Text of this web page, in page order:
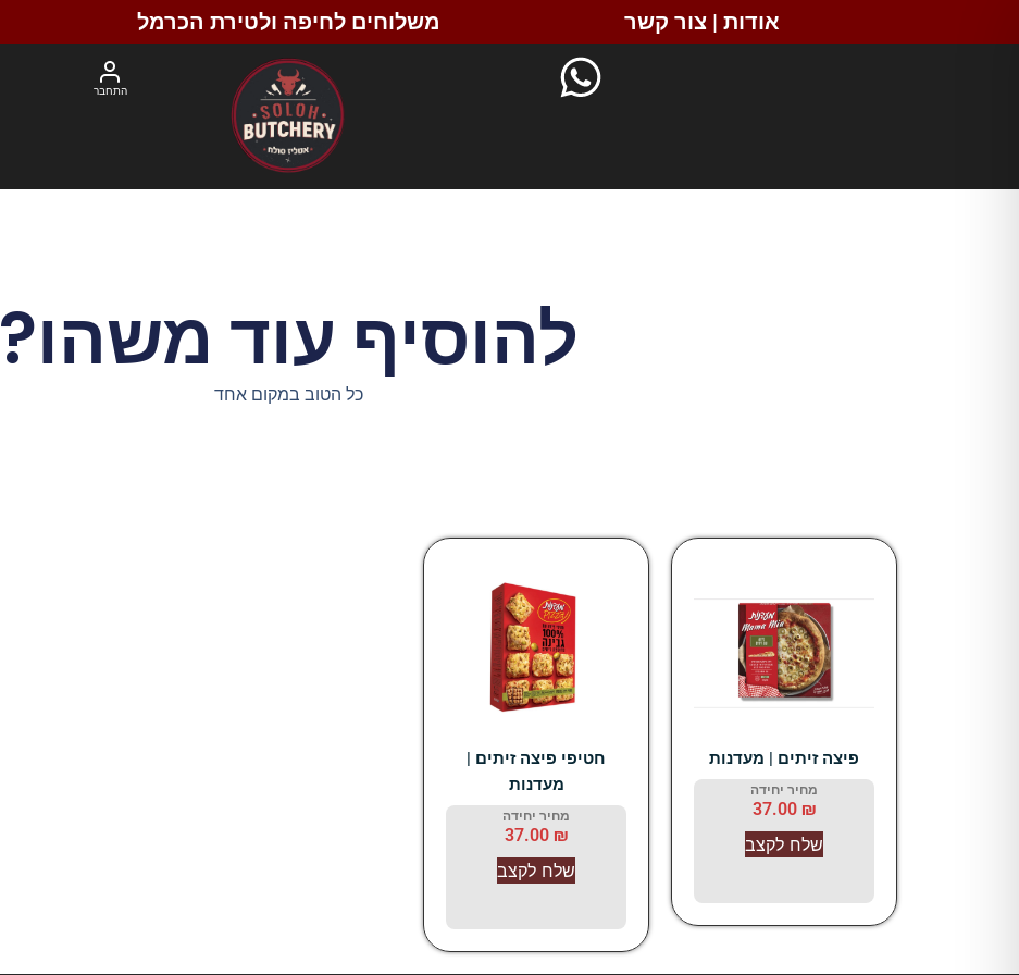
משלוחים לחיפה ולטירת הכרמל אודות |צור קשר
התחבר
להוסיף עוד משהו?
כל הטוב במקום אחד
פיצה זיתים | מעדנות
מחיר יחידה
37.00 ₪
שלח לקצב
חטיפי פיצה זיתים |
מעדנות
מחיר יחידה
37.00 ₪
שלח לקצב